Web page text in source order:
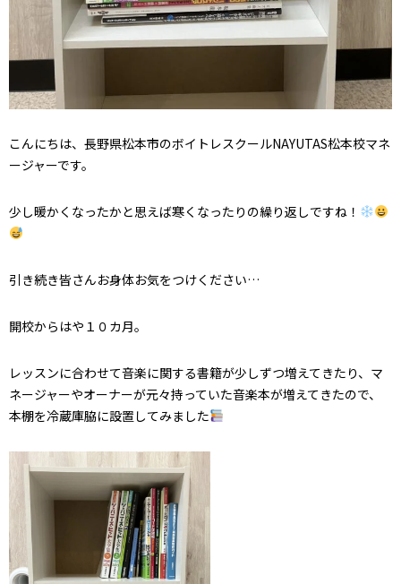
こんにちは、長野県松本市のボイトレスクールNAYUTAS松本校マネ
ージャーです。
少し暖かくなったかと思えば寒くなったりの繰り返しですね！
引き続き皆さんお身体お気をつけください…
開校からはや１０カ月。
レッスンに合わせて音楽に関する書籍が少しずつ増えてきたり、マ
ネージャーやオーナーが元々持っていた音楽本が増えてきたので、
本棚を冷蔵庫脇に設置してみました